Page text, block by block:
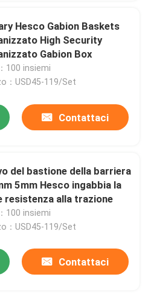
in acciaio
del rasoio
Hesco Gabion Baskets
High Security
Gabion Box
100 insiemi
：USD45-119/Set
Contattaci
del bastione della barriera
5mm Hesco ingabbia la
resistenza alla trazione
100 insiemi
：USD45-119/Set
Contattaci